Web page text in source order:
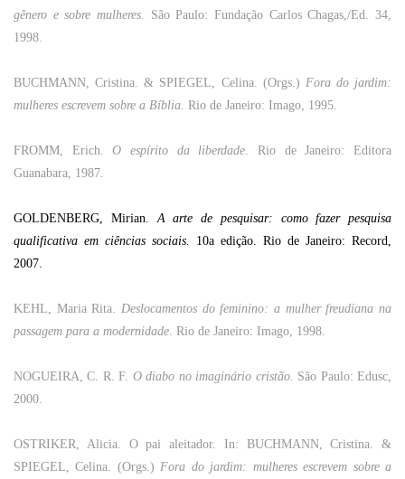
gênero esobre mulheres. SãoPaulo:Fundação CarlosChagas,/Ed. 34,
1998.
BUCHMANN, Cristina. & SPIEGEL, Celina. (Orgs.) Forado jardim:
mulheres escrevem sobre a Bíblia. Rio de Janeiro: Imago, 1995.
FROMM, Erich.Oespírito da liberdade.Rio deJaneiro:Editora
Guanabara, 1987.
GOLDENBERG, Mirian.Aarte de pesquisar: como fazer pesquisa
qualificativa em ciências sociais. 10a edição. Rio de Janeiro: Record,
2007.
KEHL, MariaRita.Deslocamentos dofeminino: a mulher freudiana na
passagem para a modernidade. Rio de Janeiro: Imago, 1998.
NOGUEIRA, C. R. F. O diabo no imaginário cristão. São Paulo: Edusc,
2000.
OSTRIKER, Alicia. O pai aleitador. In: BUCHMANN, Cristina. &
SPIEGEL, Celina. (Orgs.)Fora do jardim: mulheres escrevem sobre a